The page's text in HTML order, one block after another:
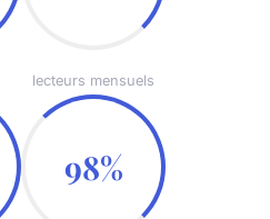
lecteurs mensuels
98%